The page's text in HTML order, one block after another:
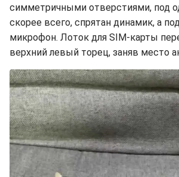
симметричными отверстиями, под
скорее всего, спрятан динамик, а
микрофон. Лоток для SIM-карты
верхний левый торец, заняв место